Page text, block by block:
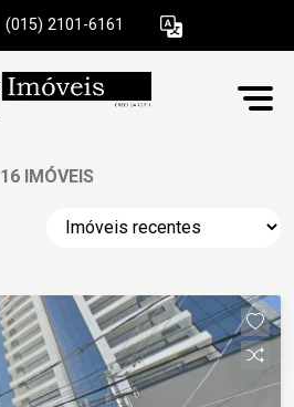
(015) 2101-6161
16 IMÓVEIS